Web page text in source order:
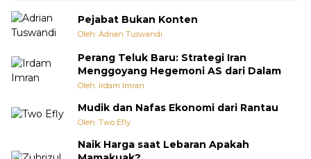
Pejabat Bukan Konten
Oleh: Adrian Tuswandi
Perang Teluk Baru: Strategi Iran
Menggoyang Hegemoni AS dari Dalam
Oleh: Irdam Imran
Mudik dan Nafas Ekonomi dari Rantau
Oleh: Two Efly
Naik Harga saat Lebaran Apakah